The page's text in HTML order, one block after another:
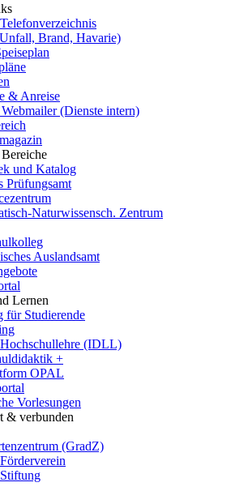
Brand, Havarie)
& Anreise
(Dienste intern)
und Katalog
Prüfungsamt
Naturwissensch. Zentrum
Auslandsamt
Lernen
für Studierende
(IDLL)
+
OPAL
Vorlesungen
& verbunden
(GradZ)